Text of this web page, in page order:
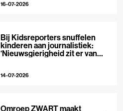
16-07-2026
Bij Kidsreporters snuffelen
kinderen aan journalistiek:
‘Nieuwsgierigheid zit er van
14-07-2026
Omroep ZWART maakt